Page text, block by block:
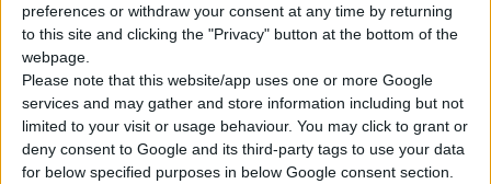
preferences or withdraw your consent at any time by returning
to this site and clicking the "Privacy" button at the bottom of the
webpage.
Please note that this website/app uses one or more Google
services and may gather and store information including but not
limited to your visit or usage behaviour. You may click to grant or
deny consent to Google and its third-party tags to use your data
for below specified purposes in below Google consent section.
Μεταξύ άλλων, ο κλάδος θέτει και το ζήτημα της τιμολόγησης
νέων καινοτόμων φαρμάκων καθώς εδώ και δύο χρόνια δεν
έχει εκδοθεί κανένα νέο Δελτίο τιμών που να περιλαμβάνει
νέα σκευάσματα, γεγονός που δεν επιτρέπει στους Έλληνες
ασθενείς να έχουν πρόσβαση σε καινοτόμες θεραπείες.